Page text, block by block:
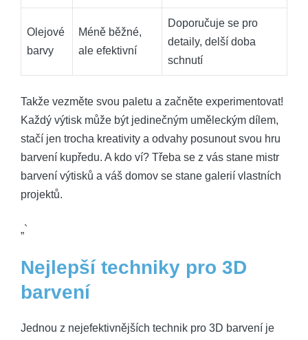
Olejové
barvy
Méně běžné,
ale efektivní
Doporučuje se pro
detaily, delší doba
schnutí
Takže vezměte svou paletu a začněte experimentovat!
Každý výtisk může být jedinečným uměleckým dílem,
stačí jen trocha kreativity a odvahy posunout svou hru
barvení kupředu. A kdo ví? Třeba se z vás stane mistr
barvení výtisků a váš domov se stane galerií vlastních
projektů.
„`
Nejlepší techniky pro 3D
barvení
Jednou z nejefektivnějších technik pro 3D barvení je